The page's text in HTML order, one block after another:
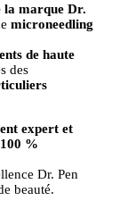
la marque Dr.
microneedling
de haute
des
expert et
%
Dr. Pen
beauté.